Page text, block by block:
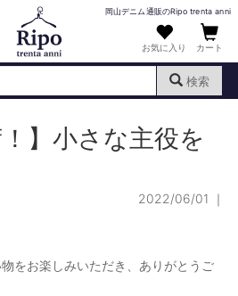
岡山デニム通販のRipo trenta anni
お気に入り カート
検索
）！】小さな主役を
2022/06/01 ｜
をお楽しみいただき、ありがとうご